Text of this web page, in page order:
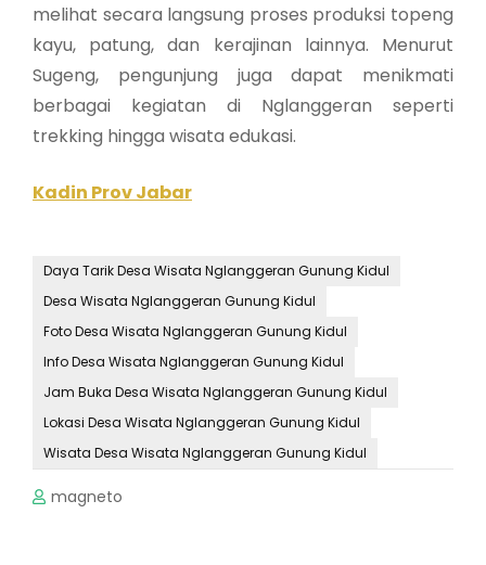
melihat secara langsung proses produksi topeng
kayu, patung, dan kerajinan lainnya. Menurut
Sugeng, pengunjung juga dapat menikmati
berbagai kegiatan di Nglanggeran seperti
trekking hingga wisata edukasi.
Kadin Prov Jabar
Daya Tarik Desa Wisata Nglanggeran Gunung Kidul
Desa Wisata Nglanggeran Gunung Kidul
Foto Desa Wisata Nglanggeran Gunung Kidul
Info Desa Wisata Nglanggeran Gunung Kidul
Jam Buka Desa Wisata Nglanggeran Gunung Kidul
Lokasi Desa Wisata Nglanggeran Gunung Kidul
Wisata Desa Wisata Nglanggeran Gunung Kidul
magneto